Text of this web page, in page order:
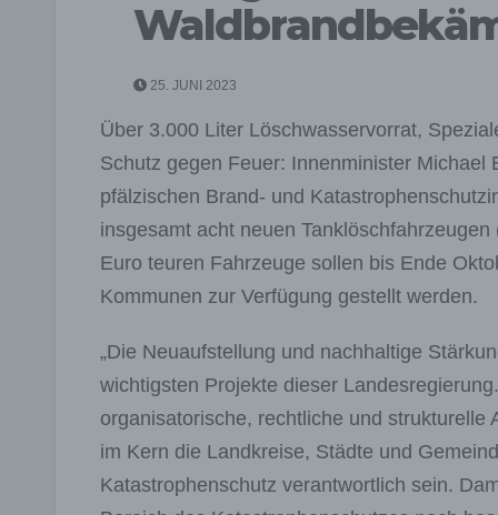
25. JUNI 2023
Über 3.000 Liter Löschwasservorrat,
Schutz gegen Feuer: Innenminister Michael
pfälzischen Brand- und
insgesamt acht neuen
Euro teuren Fahrzeuge sollen bis Ende
Kommunen zur Verfügung gestellt werden.
„Die Neuaufstellung und nachhaltige
wichtigsten Projekte dieser
organisatorische, rechtliche und strukturelle
im Kern die Landkreise, Städte und
Katastrophenschutz verantwortlich sein.